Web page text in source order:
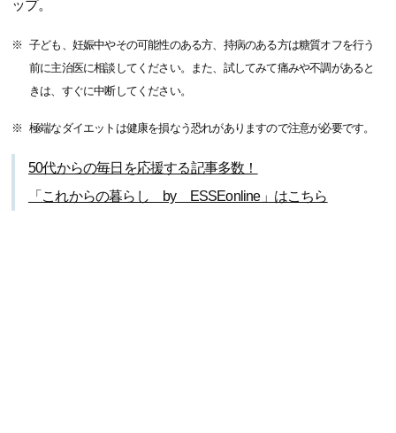
ップ。
子ども、妊娠中やその可能性のある方、持病のある方は糖質オフを行う
前に主治医に相談してください。また、試してみて痛みや不調があると
きは、すぐに中断してください。
極端なダイエットは健康を損なう恐れがありますので注意が必要です。
50代からの毎日を応援する記事多数！
「これからの暮らし by ESSEonline」はこちら